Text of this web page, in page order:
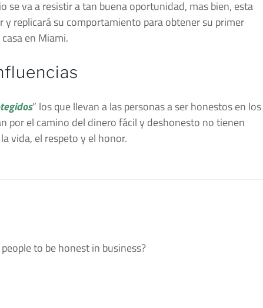
se va a resistir a tan buena oportunidad, mas bien, esta
replicará su comportamiento para obtener su primer
en Miami.
” los que llevan a las personas a ser honestos en los
por el camino del dinero fácil y deshonesto no tienen
vida, el respeto y el honor.
to be honest in business?